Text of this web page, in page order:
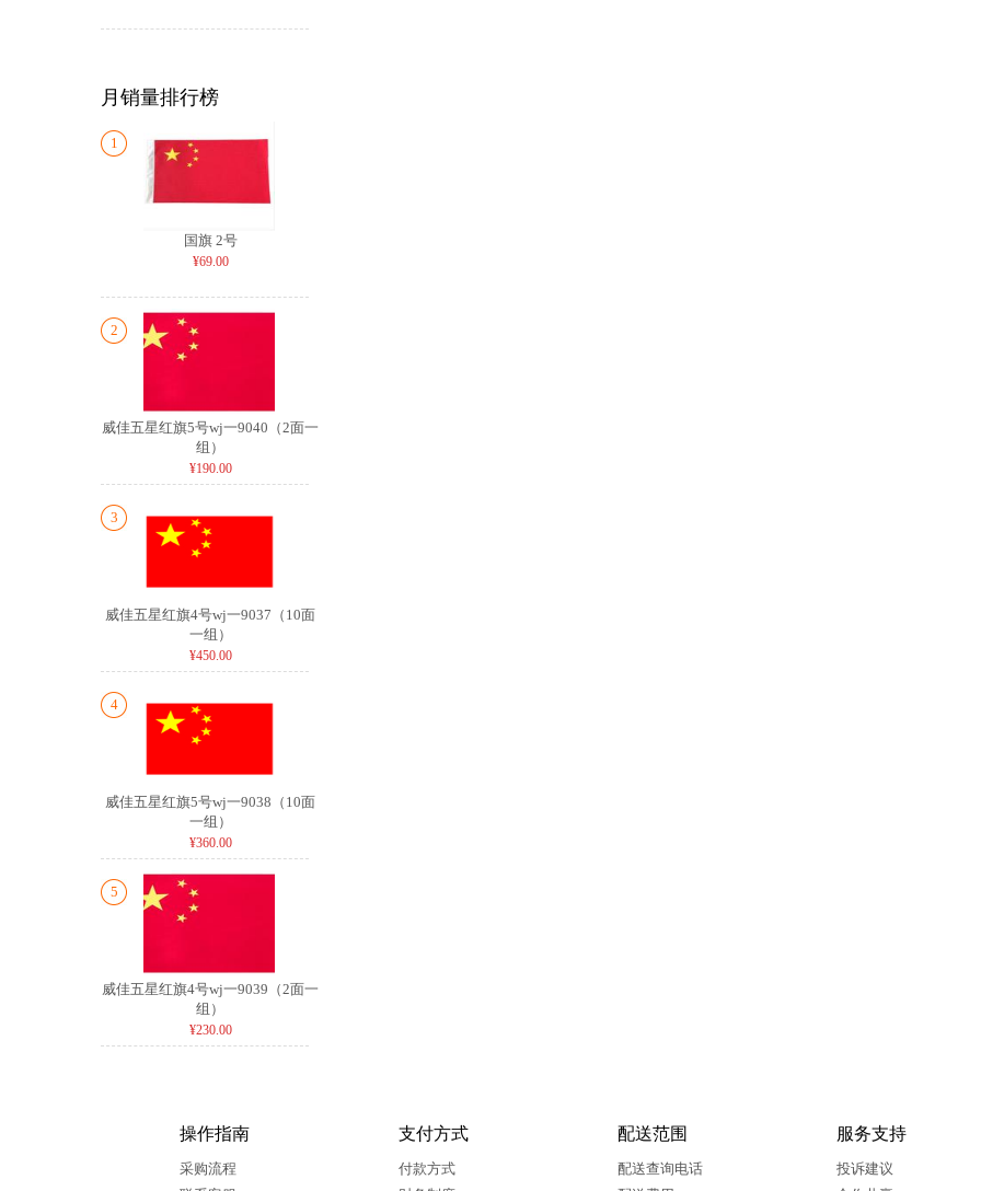
月销量排行榜
1
国旗 2号
¥69.00
2
威佳五星红旗5号wj一9040（2面一
组）
¥190.00
3
威佳五星红旗4号wj一9037（10面
一组）
¥450.00
4
威佳五星红旗5号wj一9038（10面
一组）
¥360.00
5
威佳五星红旗4号wj一9039（2面一
组）
¥230.00
操作指南
采购流程
支付方式
付款方式
配送范围
配送查询电话
服务支持
投诉建议